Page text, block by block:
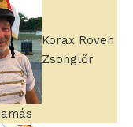
Korax Roven
Zsonglőr